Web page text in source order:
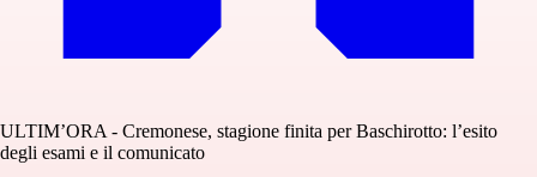
ULTIM’ORA - Cremonese, stagione finita per Baschirotto: l’esito
degli esami e il comunicato